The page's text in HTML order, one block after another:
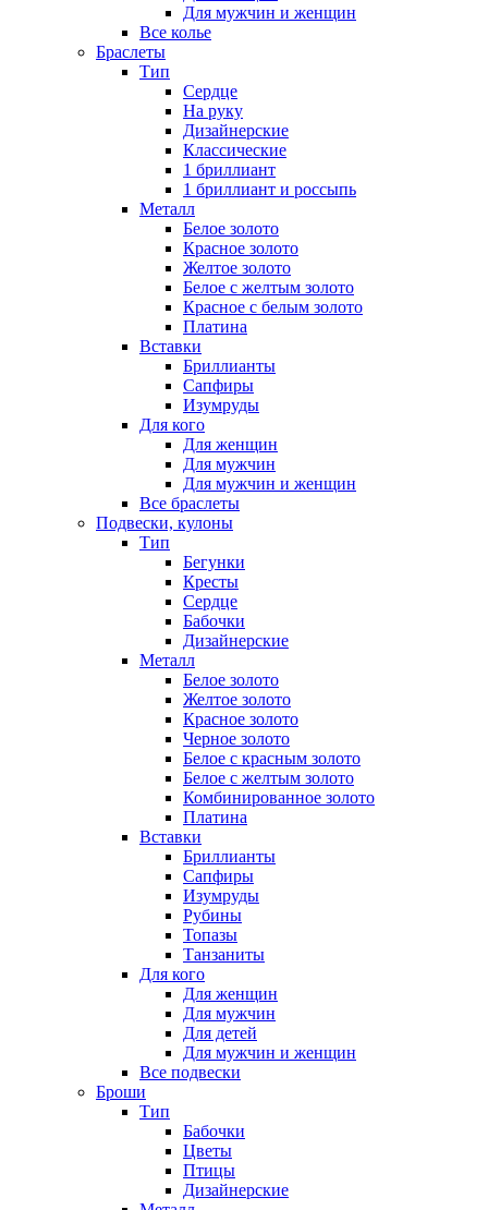
Для мужчин и женщин
Все колье
Браслеты
Тип
Сердце
На руку
Дизайнерские
Классические
1 бриллиант
1 бриллиант и россыпь
Металл
Белое золото
Красное золото
Желтое золото
Белое с желтым золото
Красное с белым золото
Платина
Вставки
Бриллианты
Сапфиры
Изумруды
Для кого
Для женщин
Для мужчин
Для мужчин и женщин
Все браслеты
Подвески, кулоны
Тип
Бегунки
Кресты
Сердце
Бабочки
Дизайнерские
Металл
Белое золото
Желтое золото
Красное золото
Черное золото
Белое с красным золото
Белое с желтым золото
Комбинированное золото
Платина
Вставки
Бриллианты
Сапфиры
Изумруды
Рубины
Топазы
Танзаниты
Для кого
Для женщин
Для мужчин
Для детей
Для мужчин и женщин
Все подвески
Броши
Тип
Бабочки
Цветы
Птицы
Дизайнерские